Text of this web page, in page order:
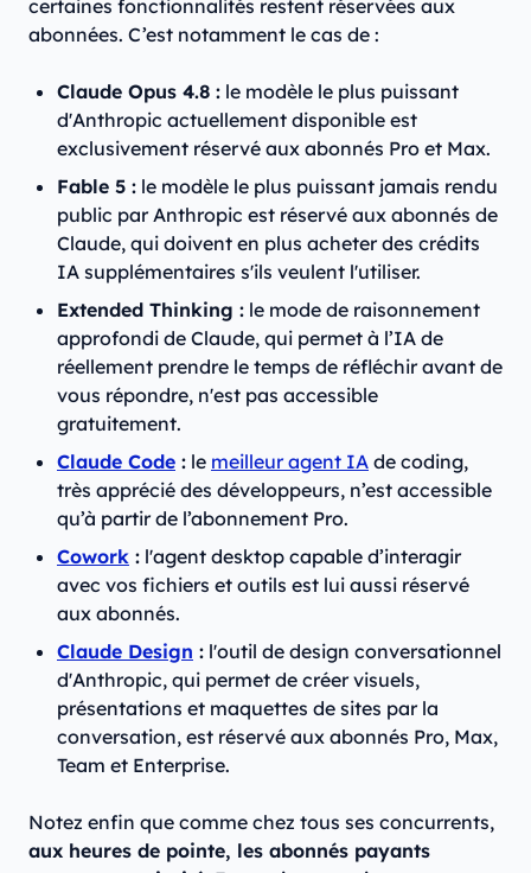
certaines fonctionnalités restent réservées aux
abonnées. C’est notamment le cas de :
Claude Opus 4.8 : le modèle le plus puissant
d'Anthropic actuellement disponible est
exclusivement réservé aux abonnés Pro et Max.
Fable 5 : le modèle le plus puissant jamais rendu
public par Anthropic est réservé aux abonnés de
Claude, qui doivent en plus acheter des crédits
IA supplémentaires s'ils veulent l'utiliser.
Extended Thinking : le mode de raisonnement
approfondi de Claude, qui permet à l’IA de
réellement prendre le temps de réfléchir avant de
vous répondre, n'est pas accessible
gratuitement.
Claude Code : le meilleur agent IA de coding,
très apprécié des développeurs, n’est accessible
qu’à partir de l’abonnement Pro.
Cowork : l'agent desktop capable d’interagir
avec vos fichiers et outils est lui aussi réservé
aux abonnés.
Claude Design : l'outil de design conversationnel
d'Anthropic, qui permet de créer visuels,
présentations et maquettes de sites par la
conversation, est réservé aux abonnés Pro, Max,
Team et Enterprise.
Notez enfin que comme chez tous ses concurrents,
aux heures de pointe, les abonnés payants